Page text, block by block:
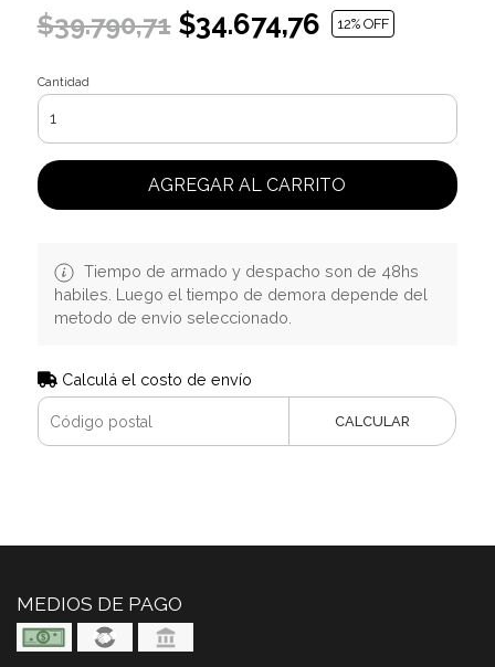
$39.790,71$34.674,76 12% OFF
Cantidad
AGREGAR AL CARRITO
Tiempo de armado y despacho son de 48hs
habiles. Luego el tiempo de demora depende del
metodo de envio seleccionado.
Calculá el costo de envío
CALCULAR
MEDIOS DE PAGO